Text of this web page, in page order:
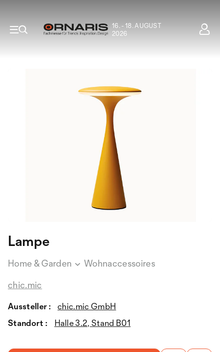
16. - 18. AUGUST
2026
Lampe
Home & Garden
Wohnaccessoires
chic.mic
Aussteller :
chic.mic GmbH
Standort :
Halle 3.2, Stand B01